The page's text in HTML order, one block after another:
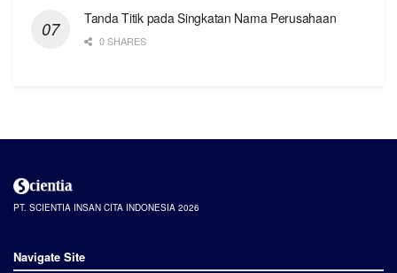
Tanda Titik pada Singkatan Nama Perusahaan
0 SHARES
PT. SCIENTIA INSAN CITA INDONESIA 2026
Navigate Site